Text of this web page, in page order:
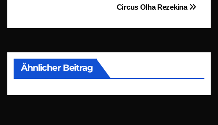
Beitragsnavigation
Circus Olha Rezekina
Ähnlicher Beitrag